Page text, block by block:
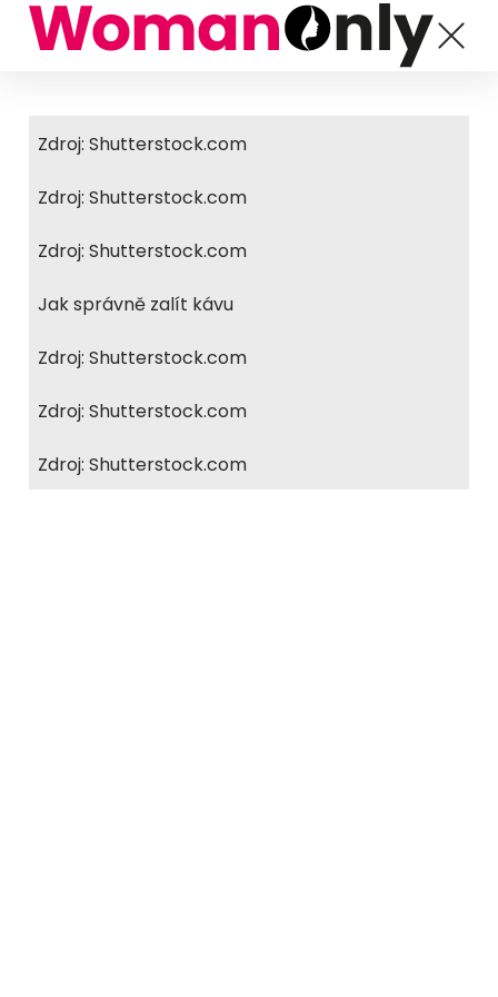
Zdroj: Shutterstock.com
Zdroj: Shutterstock.com
Zdroj: Shutterstock.com
Jak správně zalít kávu
Zdroj: Shutterstock.com
Zdroj: Shutterstock.com
Zdroj: Shutterstock.com